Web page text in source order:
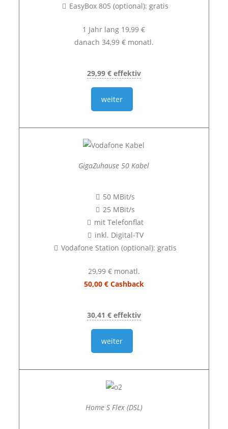
EasyBox 805 (optional): gratis
1 Jahr lang 19,99 €
danach 34,99 € monatl.
29,99 € effektiv
weiter
GigaZuhause 50 Kabel
50 MBit/s
25 MBit/s
mit Telefonflat
inkl. Digital-TV
Vodafone Station (optional): gratis
29,99 € monatl.
50,00 € Cashback
30,41 € effektiv
weiter
Home S Flex (DSL)